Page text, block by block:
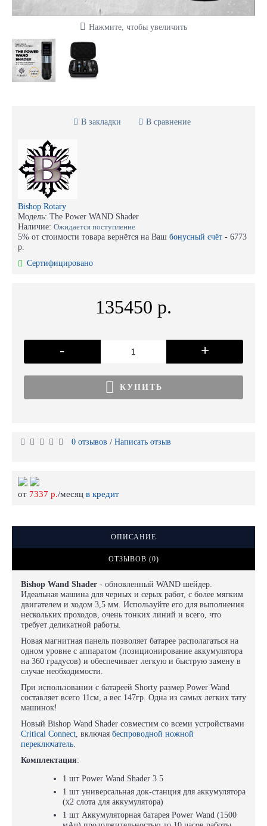
Нажмите, чтобы увеличить
В закладки В сравнение
Bishop Rotary
Модель: The Power WAND Shader
Наличие: Ожидается поступление
5% от стоимости товара вернётся на Ваш бонусный счёт - 6773
р.
Сертифицировано
135450 р.
- +
КУПИТЬ
0 отзывов / Написать отзыв
от 7337 р./месяц в кредит
ОПИСАНИЕ
ОТЗЫВОВ (0)
Bishop Wand Shader - обновленный WAND шейдер.
Идеальная машина для черных и серых работ, с более мягким
двигателем и ходом 3,5 мм. Используйте его для выполнения
нескольких проходов, очень тонких линий и всего, что
требует деликатной работы.
Новая магнитная панель позволяет батарее располагаться на
одном уровне с аппаратом (позиционирование аккумулятора
на 360 градусов) и обеспечивает легкую и быструю замену в
случае необходимости.
При использовании с батареей Shorty размер Power Wand
составляет всего 11см, а вес 147гр. Одна из самых легких тату
машинок!
Новый Bishop Wand Shader совместим со всеми устройствами
Critical Connect, включая беспроводной ножной
переключатель.
Комплектация:
1 шт Power Wand Shader 3.5
1 шт универсальная док-станция для аккумулятора
(x2 слота для аккумулятора)
1 шт Аккумуляторная батарея Power Wand (1500